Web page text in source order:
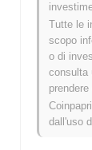
Qual è
Massimo
Minimo
Heco-Peg
di sotto del
Tutte le
scopo
o di
consulta
dall'uso